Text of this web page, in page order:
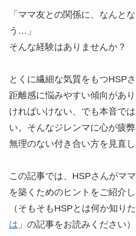
「ママ友との関係に、なんと
う…」
そんな経験はありませんか？
とくに繊細な気質をもつHSP
距離感に悩みやすい傾向があ
ければいけない、でも本音で
い。そんなジレンマに心が疲弊
無理のない付き合い方を見直
この記事では、HSPさんがマ
を築くためのヒントをご紹介し
（そもそもHSPとは何か知り
は 」の記事をお読みください）